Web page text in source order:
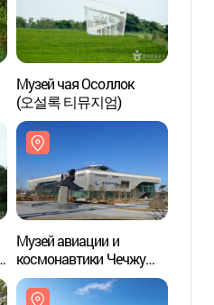
Музей чая Осоллок
(오설록 티뮤지엄)
Музей авиации и
космонавтики Чечжу
(제주항공우주박물관)